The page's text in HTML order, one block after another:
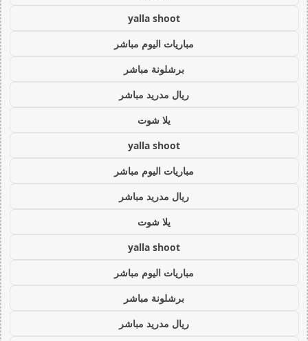
yalla shoot
مباريات اليوم مباشر
برشلونة مباشر
ريال مدريد مباشر
يلا شوت
yalla shoot
مباريات اليوم مباشر
ريال مدريد مباشر
يلا شوت
yalla shoot
مباريات اليوم مباشر
برشلونة مباشر
ريال مدريد مباشر